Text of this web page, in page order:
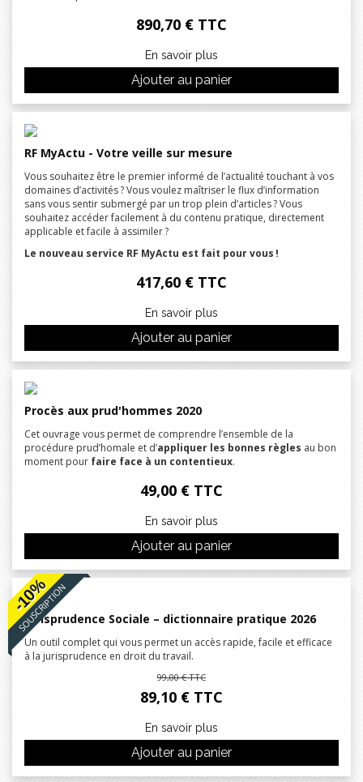
890,70 € TTC
En savoir plus
Ajouter au panier
RF MyActu - Votre veille sur mesure
Vous souhaitez être le premier informé de l’actualité touchant à vos
domaines d’activités ? Vous voulez maîtriser le flux d’information
sans vous sentir submergé par un trop plein d’articles ? Vous
souhaitez accéder facilement à du contenu pratique, directement
applicable et facile à assimiler ?
Le nouveau service RF MyActu est fait pour vous !
417,60 € TTC
En savoir plus
Ajouter au panier
Procès aux prud'hommes 2020
Cet ouvrage vous permet de comprendre l’ensemble de la
procédure prud’homale et d’appliquer les bonnes règles au bon
moment pour faire face à un contentieux.
49,00 € TTC
En savoir plus
Ajouter au panier
SOUSCRIPTION
-10%
Jurisprudence Sociale – dictionnaire pratique 2026
Un outil complet qui vous permet un accès rapide, facile et efficace
à la jurisprudence en droit du travail.
99,00 € TTC
89,10 € TTC
En savoir plus
Ajouter au panier